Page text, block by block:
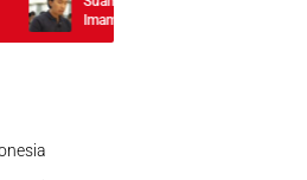
Imam Shalat Jumat di Mesjid Al-Ikhlas
Edmonton Kanada